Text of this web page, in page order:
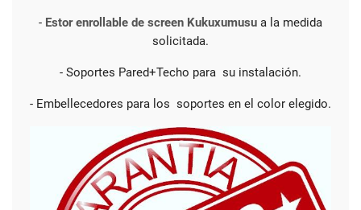
- Estor enrollable de screen Kukuxumusu a la medida
solicitada.
- Soportes Pared+Techo para su instalación.
- Embellecedores para los soportes en el color elegido.